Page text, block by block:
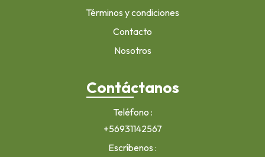
Términos y condiciones
Contacto
Nosotros
Contáctanos
Teléfono
+56931142567
Escríbenos